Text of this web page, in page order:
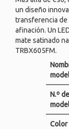
un diseño
transferencia de
afinación. Un
mate satinado
TRBX605FM.
N.º de
Color